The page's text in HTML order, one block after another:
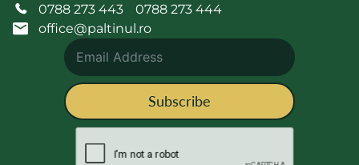
0788 273 443
0788 273 444
office@paltinul.ro
Subscribe